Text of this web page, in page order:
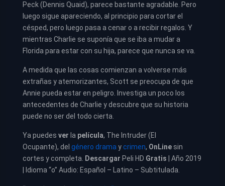
Peck (Dennis Quaid), parece bastante agradable. Pero
luego sigue apareciendo, al principio para cortar el
césped, pero luego pasa a cenar o a recibir regalos. Y
mientras Charlie se suponía que se iba a mudar a
Florida para estar con su hija, parece que nunca se va.
A medida que las cosas comienzan a volverse más
extrañas y atemorizantes, Scott se preocupa de que
Annie pueda estar en peligro. Investiga un poco los
antecedentes de Charlie y descubre que su historia
puede no ser del todo cierta.
Ya puedes ver la película, The Intruder (El
Ocupante), del género drama ycrimen, OnLine sin
cortes y completa.
Descargar Peli HD Gratis | Año 2019
| Idioma “o” Audio: Español – Latino – Subtitulada.